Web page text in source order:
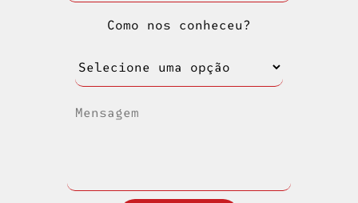
Como nos conheceu?